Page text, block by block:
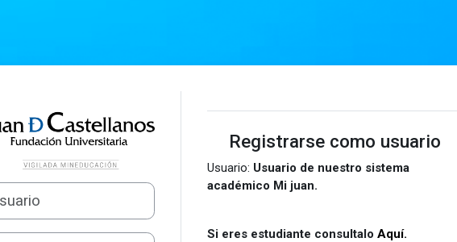
Entrar a Auladigital
Registrarse como usuario
Usuario: Usuario de nuestro sistema
académico Mi juan.
Si eres estudiante consultalo Aquí.